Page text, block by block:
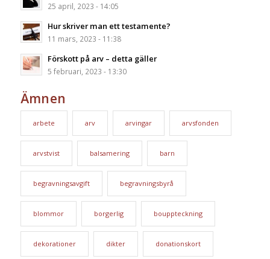
25 april, 2023 - 14:05
Hur skriver man ett testamente?
11 mars, 2023 - 11:38
Förskott på arv – detta gäller
5 februari, 2023 - 13:30
Ämnen
arbete arv arvingar arvsfonden
arvstvist balsamering barn
begravningsavgift begravningsbyrå
blommor borgerlig bouppteckning
dekorationer dikter donationskort